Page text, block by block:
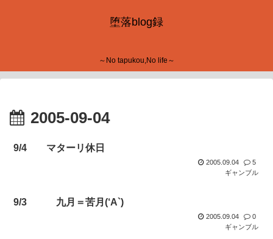
堕落blog録
～No tapukou,No life～
2005-09-04
9/4 マターリ休日
2005.09.04
5
ギャンブル
9/3 九月＝苦月(‘A`)
2005.09.04
0
ギャンブル